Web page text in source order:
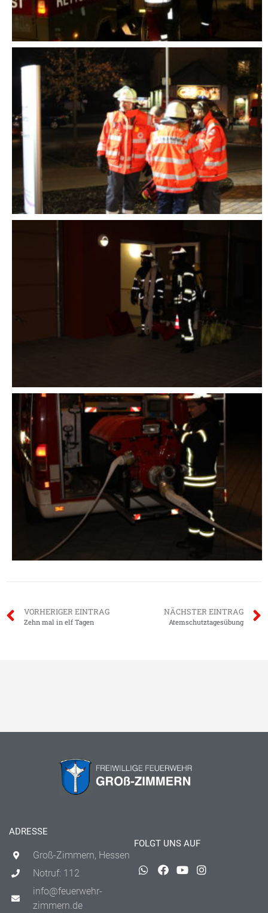
VORHERIGER EINTRAG
Zehn mal in elf Tagen
NÄCHSTER EINTRAG
Atemschutztagesübung
ADRESSE
Groß-Zimmern, Hessen
Notruf: 112
info@feuerwehr-
zimmern.de
FOLGT UNS AUF